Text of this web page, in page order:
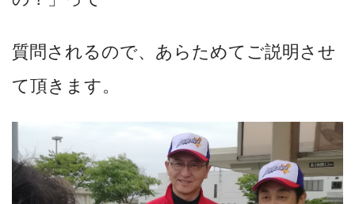
質問されるので、あらためてご説明させ
て頂きます。